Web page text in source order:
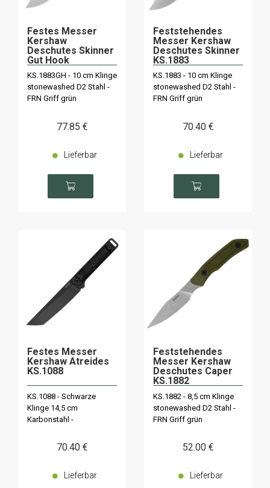
Festes Messer
Kershaw
Deschutes Skinner
Gut Hook
KS.1883GH
KS.1883GH - 10 cm Klinge
stonewashed D2 Stahl -
FRN Griff grün
77.85 €
Lieferbar
Feststehendes
Messer Kershaw
Deschutes Skinner
KS.1883
KS.1883 - 10 cm Klinge
stonewashed D2 Stahl -
FRN Griff grün
70.40 €
Lieferbar
Festes Messer
Kershaw Atreides
KS.1088
KS.1088 - Schwarze
Klinge 14,5 cm
Karbonstahl -
70.40 €
Lieferbar
Feststehendes
Messer Kershaw
Deschutes Caper
KS.1882
KS.1882 - 8,5 cm Klinge
stonewashed D2 Stahl -
FRN Griff grün
52.00 €
Lieferbar